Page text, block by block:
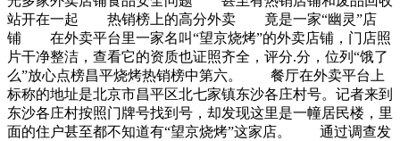
站开在一起 热销榜上的高分外卖 竟是一家“幽灵”店
铺 在外卖平台里一家名叫“望京烧烤”的外卖店铺，门店照
片干净整洁，查看它的资质也证照齐全，评分.分，位列“饿了
么”放心点榜昌平烧烤热销榜中第六。 餐厅在外卖平台上
标称的地址是北京市昌平区北七家镇东沙各庄村号。记者来到
东沙各庄村按照门牌号找到号，却发现这里是一幢居民楼，里
面的住户甚至都不知道有“望京烧烤”这家店。 通过调查发